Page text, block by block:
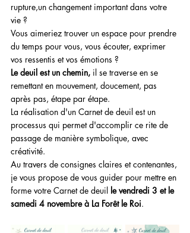
rupture,un changement important dans votre
vie ?
Vous aimeriez trouver un espace pour prendre
du temps pour vous, vous écouter, exprimer
vos ressentis et vos émotions ?
Le deuil est un chemin, il se traverse en se
remettant en mouvement, doucement, pas
après pas, étape par étape.
La réalisation d'un Carnet de deuil est un
processus qui permet d'accomplir ce rite de
passage de manière symbolique, avec
créativité.
Au travers de consignes claires et contenantes,
je vous propose de vous guider pour mettre en
forme votre Carnet de deuil le vendredi 3 et le
samedi 4 novembre à La Forêt le Roi.